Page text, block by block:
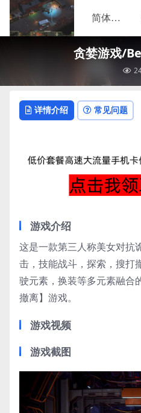
贪婪游戏/
详情介绍 常见问题
游戏介绍
这是一款第三人称美女对抗
击，技能战斗，探索，搜打
驶元素，换装等多元素融合
撤离】游戏。
游戏视频
游戏截图